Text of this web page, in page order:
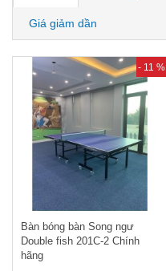
Giá giảm dần
- 11 %
Bàn bóng bàn Song ngư
Double fish 201C-2 Chính
hãng